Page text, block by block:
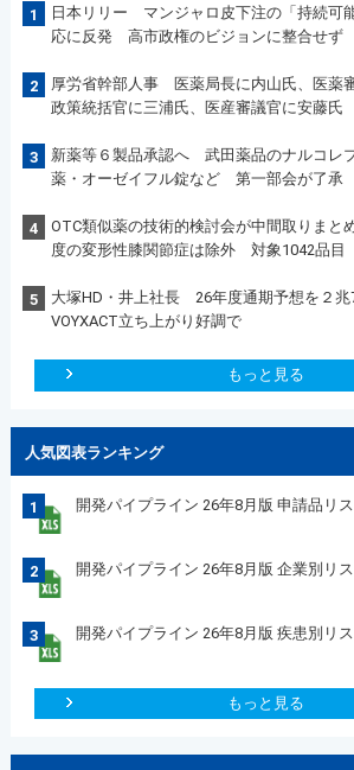
1
日本リリー マンジャロ皮下注の「持続可
応に反発 高市政権のビジョンに整合せず
2
厚労省幹部人事 医薬局長に内山氏、医薬
政策統括官に三浦氏、医産審議官に安藤氏
3
新薬等６製品承認へ 武田薬品のナルコレ
薬・オーゼイフル錠など 第一部会が了承
4
OTC類似薬の技術的検討会が中間取りま
度の変形性膝関節症は除外 対象1042品目
5
大塚HD・井上社長 26年度通期予想を２
VOYXACT立ち上がり好調で
もっと見る
人気図表ランキング
1 開発パイプライン 26年8月版 申請品リス
2 開発パイプライン 26年8月版 企業別リス
3 開発パイプライン 26年8月版 疾患別リス
もっと見る